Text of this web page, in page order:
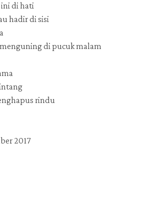
di hati
hadir di sisi
di pucuk malam
rindu
2017